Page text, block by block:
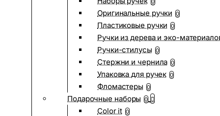
0
Оригинальные ручки 0
Пластиковые ручки 0
Ручки из дерева и эко-
Ручки-стилусы 0
Стержни и чернила 0
Упаковка для ручек 0
Фломастеры 0
Подарочные наборы 0
Color it 0